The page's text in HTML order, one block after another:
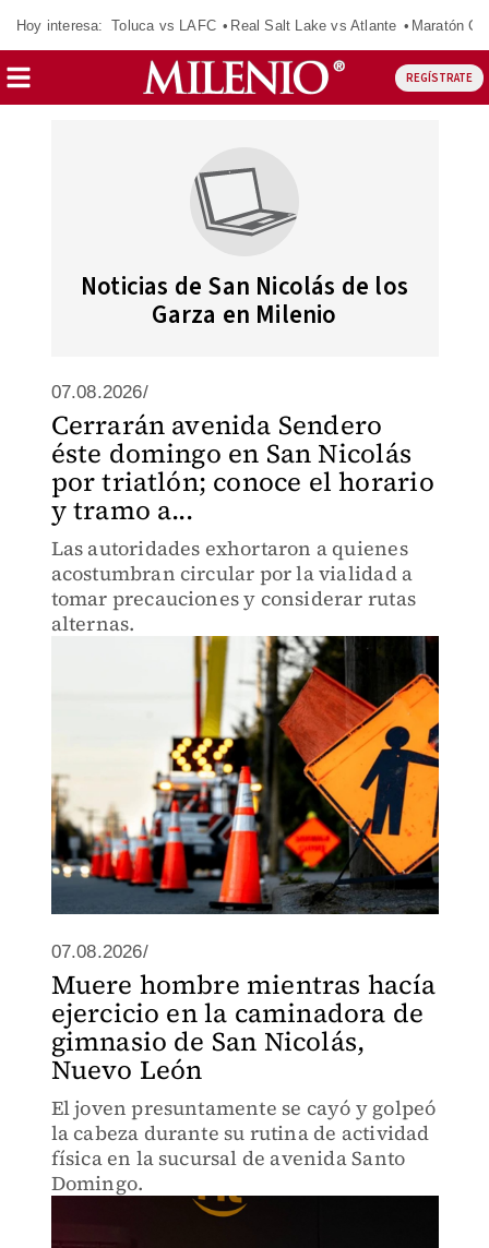
Hoy interesa: Toluca vs LAFC Real Salt Lake vs Atlante Maratón
REGÍSTRATE
Noticias de San Nicolás de los
Garza en Milenio
07.08.2026/
Cerrarán avenida Sendero
éste domingo en San Nicolás
por triatlón; conoce el horario
y tramo a...
Las autoridades exhortaron a quienes
acostumbran circular por la vialidad a
tomar precauciones y considerar rutas
alternas.
07.08.2026/
Muere hombre mientras hacía
ejercicio en la caminadora de
gimnasio de San Nicolás,
Nuevo León
El joven presuntamente se cayó y golpeó
la cabeza durante su rutina de actividad
física en la sucursal de avenida Santo
Domingo.